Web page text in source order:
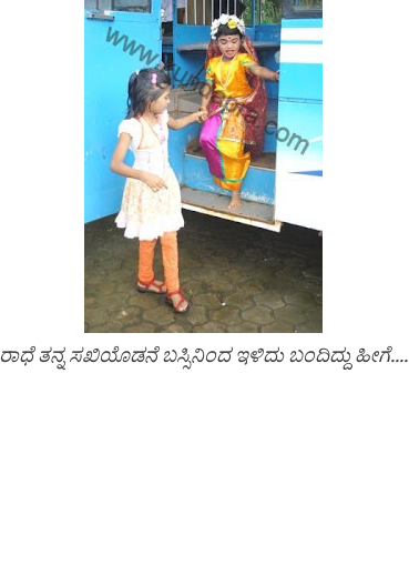
ರಾಧೆ ತನ್ನ ಸಖಿಯೊಡನೆ ಬಸ್ಸಿನಿಂದ ಇಳಿದು ಬಂದಿದ್ದು ಹೀಗೆ....